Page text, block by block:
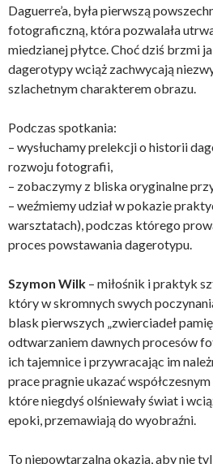
Daguerre’a, była pierwszą
fotograficzną, która pozwalała
miedzianej płytce. Choć dziś brzmi
dagerotypy wciąż zachwycają
szlachetnym charakterem obrazu.
Podczas spotkania:
– wysłuchamy prelekcji o historii
rozwoju fotografii,
– zobaczymy z bliska oryginalne
– weźmiemy udział w pokazie
warsztatach), podczas którego
proces powstawania dagerotypu.
Szymon Wilk – miłośnik i praktyk
który w skromnych swych
blask pierwszych „zwierciadeł
odtwarzaniem dawnych procesów
ich tajemnice i przywracając im
prace pragnie ukazać
które niegdyś olśniewały świat i
epoki, przemawiają do wyobraźni.
To niepowtarzalna okazja, aby nie